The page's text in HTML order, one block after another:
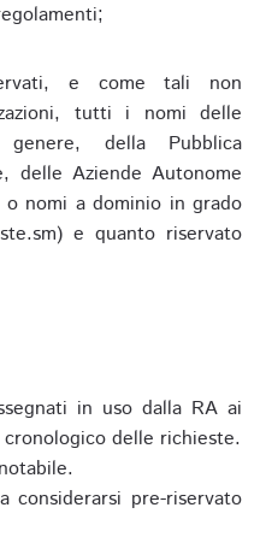
e come tali non
tutti i nomi delle
della Pubblica
delle Aziende Autonome
nomi a dominio in grado
e quanto riservato
in uso dalla RA ai
delle richieste.
pre-riservato